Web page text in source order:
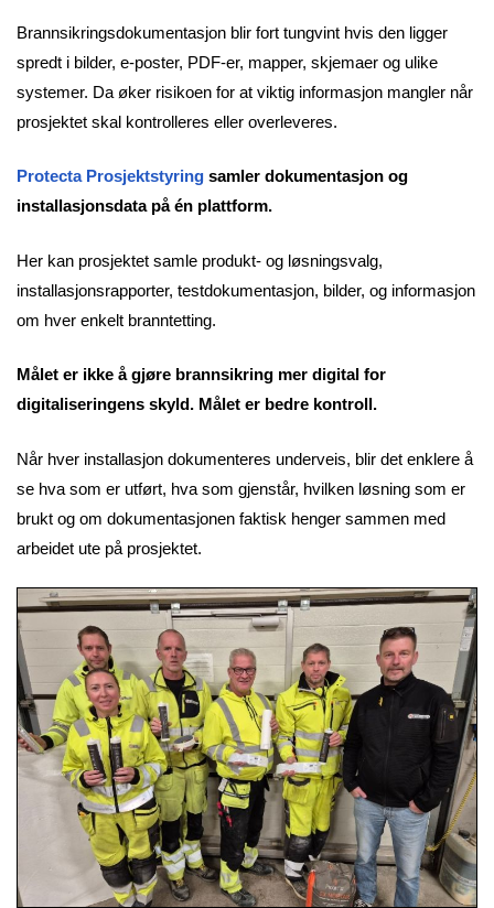
Brannsikringsdokumentasjon blir fort tungvint hvis den ligger
spredt i bilder, e-poster, PDF-er, mapper, skjemaer og ulike
systemer. Da øker risikoen for at viktig informasjon mangler når
prosjektet skal kontrolleres eller overleveres.
Protecta Prosjektstyring samler dokumentasjon og
installasjonsdata på én plattform.
Her kan prosjektet samle produkt- og løsningsvalg,
installasjonsrapporter, testdokumentasjon, bilder, og informasjon
om hver enkelt branntetting.
Målet er ikke å gjøre brannsikring mer digital for
digitaliseringens skyld. Målet er bedre kontroll.
Når hver installasjon dokumenteres underveis, blir det enklere å
se hva som er utført, hva som gjenstår, hvilken løsning som er
brukt og om dokumentasjonen faktisk henger sammen med
arbeidet ute på prosjektet.